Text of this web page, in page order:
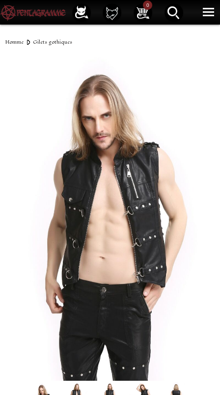
0
Service client 01 40 39 07 94
Newsletter | | Facebook | Instagram
|
Homme Gilets gothiques